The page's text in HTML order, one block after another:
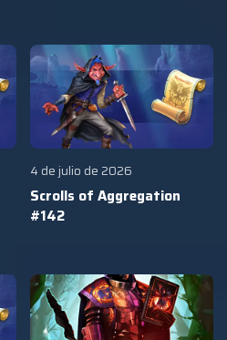
4 de julio de 2026
Scrolls of Aggregation
#142